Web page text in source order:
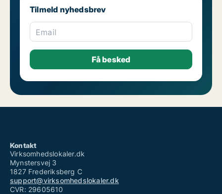
Tilmeld nyhedsbrev
Email
Kontakt
Virksomhedslokaler.dk
Mynstersvej 3
1827 Frederiksberg C
support@virksomhedslokaler.dk
CVR: 29605610